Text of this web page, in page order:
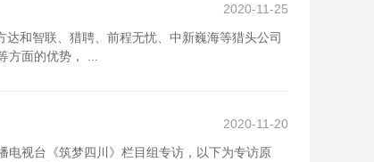
2020-11-25
和智联、猎聘、前程无忧、中新巍海等猎头公司
面的优势， ...
2020-11-20
电视台《筑梦四川》栏目组专访，以下为专访原